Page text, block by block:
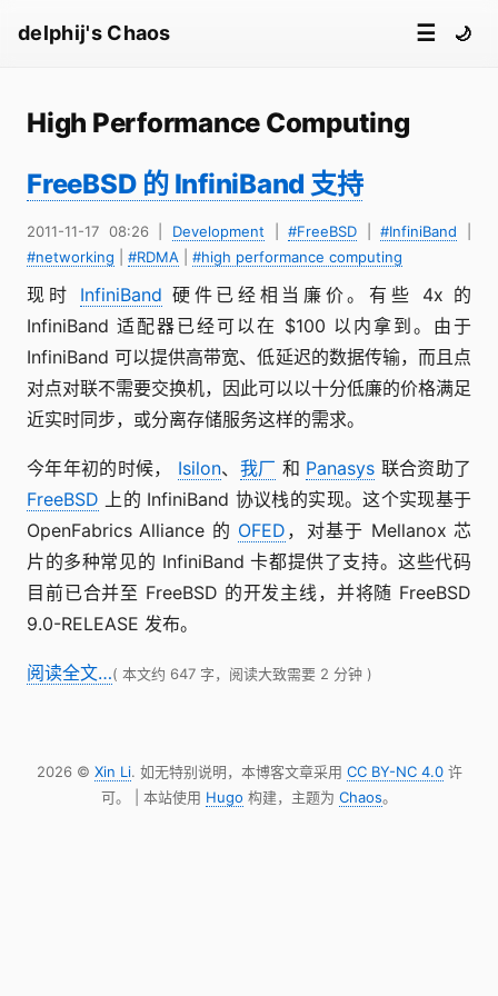
delphij's Chaos ☰ 🌙
High Performance Computing
FreeBSD 的 InfiniBand 支持
2011-11-17 08:26| Development |#FreeBSD |#InfiniBand
#networking
#RDMA #high performance computing
现时 InfiniBand 硬件已经相当廉价。有些 4x 的
InfiniBand 适配器已经可以在 $100 以内拿到。由于
InfiniBand 可以提供高带宽、低延迟的数据传输，而且点
对点对联不需要交换机，因此可以以十分低廉的价格满足
近实时同步，或分离存储服务这样的需求。
今年年初的时候， Isilon、 我厂 和 Panasys 联合资助了
FreeBSD 上的 InfiniBand 协议栈的实现。这个实现基于
OpenFabrics Alliance 的 OFED ，对基于 Mellanox 芯
片的多种常见的 InfiniBand 卡都提供了支持。这些代码
目前已合并至 FreeBSD 的开发主线，并将随 FreeBSD
9.0-RELEASE 发布。
阅读全文…( 本文约 647 字，阅读大致需要 2 分钟 )
2026 © Xin Li. 如无特别说明，本博客文章采用 CC BY-NC 4.0许
可。 | 本站使用 Hugo 构建，主题为 Chaos。